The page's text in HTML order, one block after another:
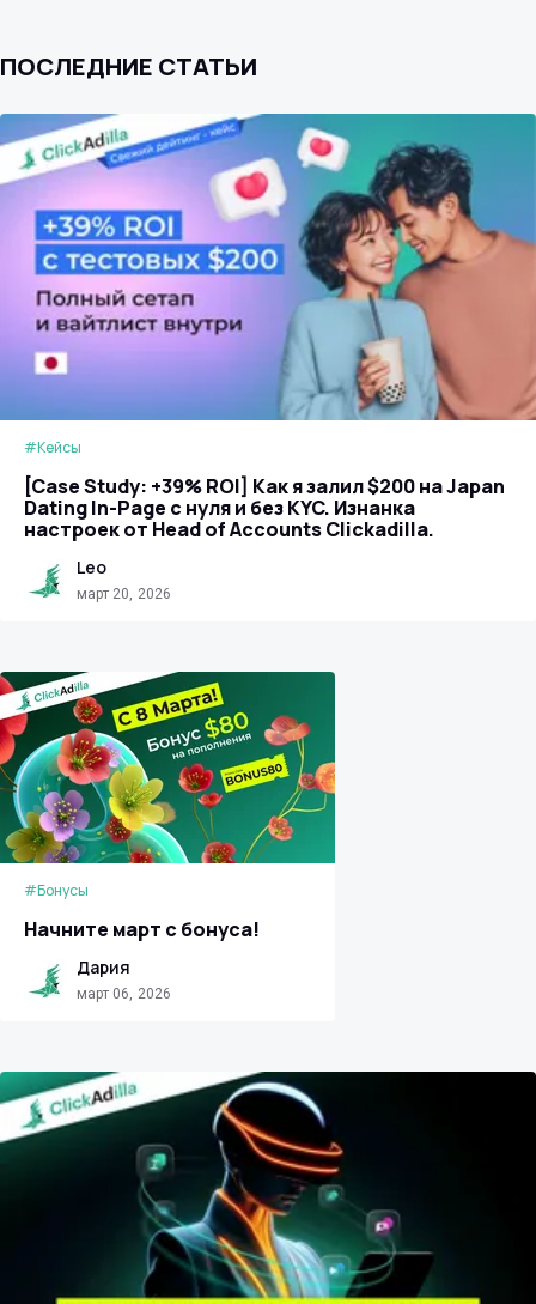
ПОСЛЕДНИЕ СТАТЬИ
#Кейсы
[Case Study: +39% ROI] Как я залил $200 на Japan
Dating In-Page с нуля и без KYC. Изнанка
настроек от Head of Accounts Clickadilla.
Leo
март 20, 2026
#Бонусы
Начните март с бонуса!
Дария
март 06, 2026